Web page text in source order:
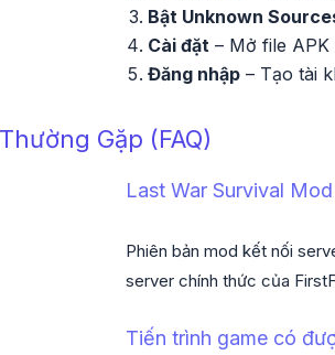
Bật Unknown
Cài đặt – Mở file
Đăng nhập – Tạo tài
Gặp (FAQ)
Last War Survival
Phiên bản mod kết nối
server chính thức của
Tiến trình game có